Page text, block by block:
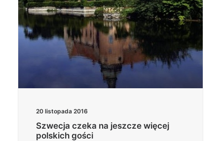
20 listopada 2016
Szwecja czeka na jeszcze więcej
polskich gości